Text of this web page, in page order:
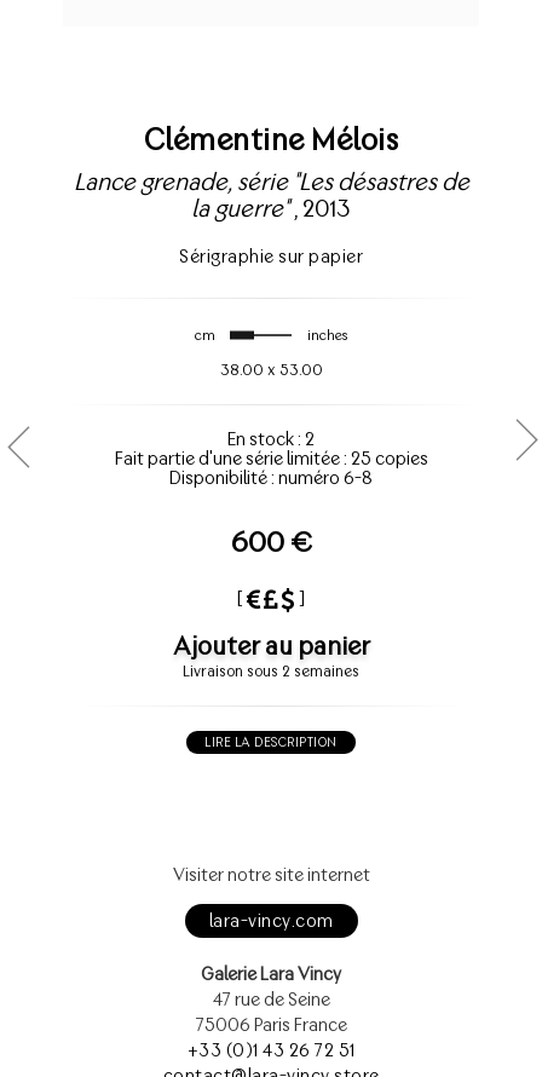
Clémentine Mélois
Lance grenade, série "Les désastres de
la guerre", 2013
Sérigraphie sur papier
cm inches
38.00 x 53.00
En stock : 2
Fait partie d'une série limitée : 25 copies
Disponibilité : numéro 6-8
600 €
[ ]
Ajouter au panier
Livraison sous 2 semaines
LIRE LA DESCRIPTION
Visiter notre site internet
lara-vincy.com
Galerie Lara Vincy
47 rue de Seine
75006 Paris France
+33 (0)1 43 26 72 51